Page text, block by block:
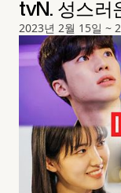
tvN. 성스러
2023년 2월 15일 ~